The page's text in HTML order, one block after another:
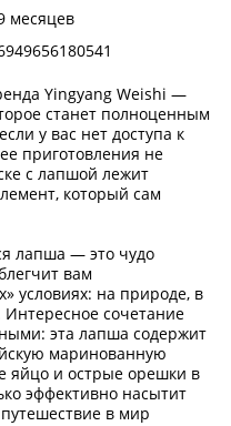
месяцев
Yingyang Weishi —
станет полноценным
у вас нет доступа к
приготовления не
с лапшой лежит
который сам
лапша — это чудо
вам
условиях: на природе, в
Интересное сочетание
эта лапша содержит
маринованную
яйцо и острые орешки в
эффективно насытит
в мир